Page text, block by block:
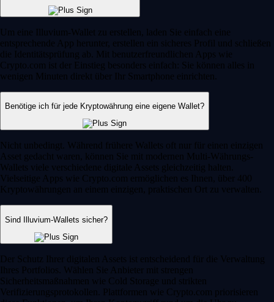
Um eine Illuvium-Wallet zu erstellen, laden Sie einfach eine
entsprechende App herunter, erstellen ein sicheres Profil und schließen
die Identitätsprüfung ab. Mit benutzerfreundlichen Apps wie
Crypto.com ist der Einstieg besonders einfach: Sie können alles in
wenigen Minuten direkt über Ihr Smartphone einrichten.
Benötige ich für jede Kryptowährung eine eigene Wallet?
Nicht unbedingt. Während frühere Wallets oft nur für einen einzigen
Asset gedacht waren, können Sie mit modernen Multi-Währungs-
Wallets viele verschiedene digitale Assets gleichzeitig halten.
Vielseitige Apps wie Crypto.com ermöglichen es Ihnen, über 400
Kryptowährungen an einem einzigen, praktischen Ort zu verwalten.
Sind Illuvium-Wallets sicher?
Der Schutz Ihrer digitalen Assets ist entscheidend für die Verwaltung
Ihres Portfolios. Wählen Sie Anbieter mit strengen
Sicherheitsmaßnahmen wie Cold Storage und strikten
Verifizierungsprotokollen. Plattformen wie Crypto.com priorisieren